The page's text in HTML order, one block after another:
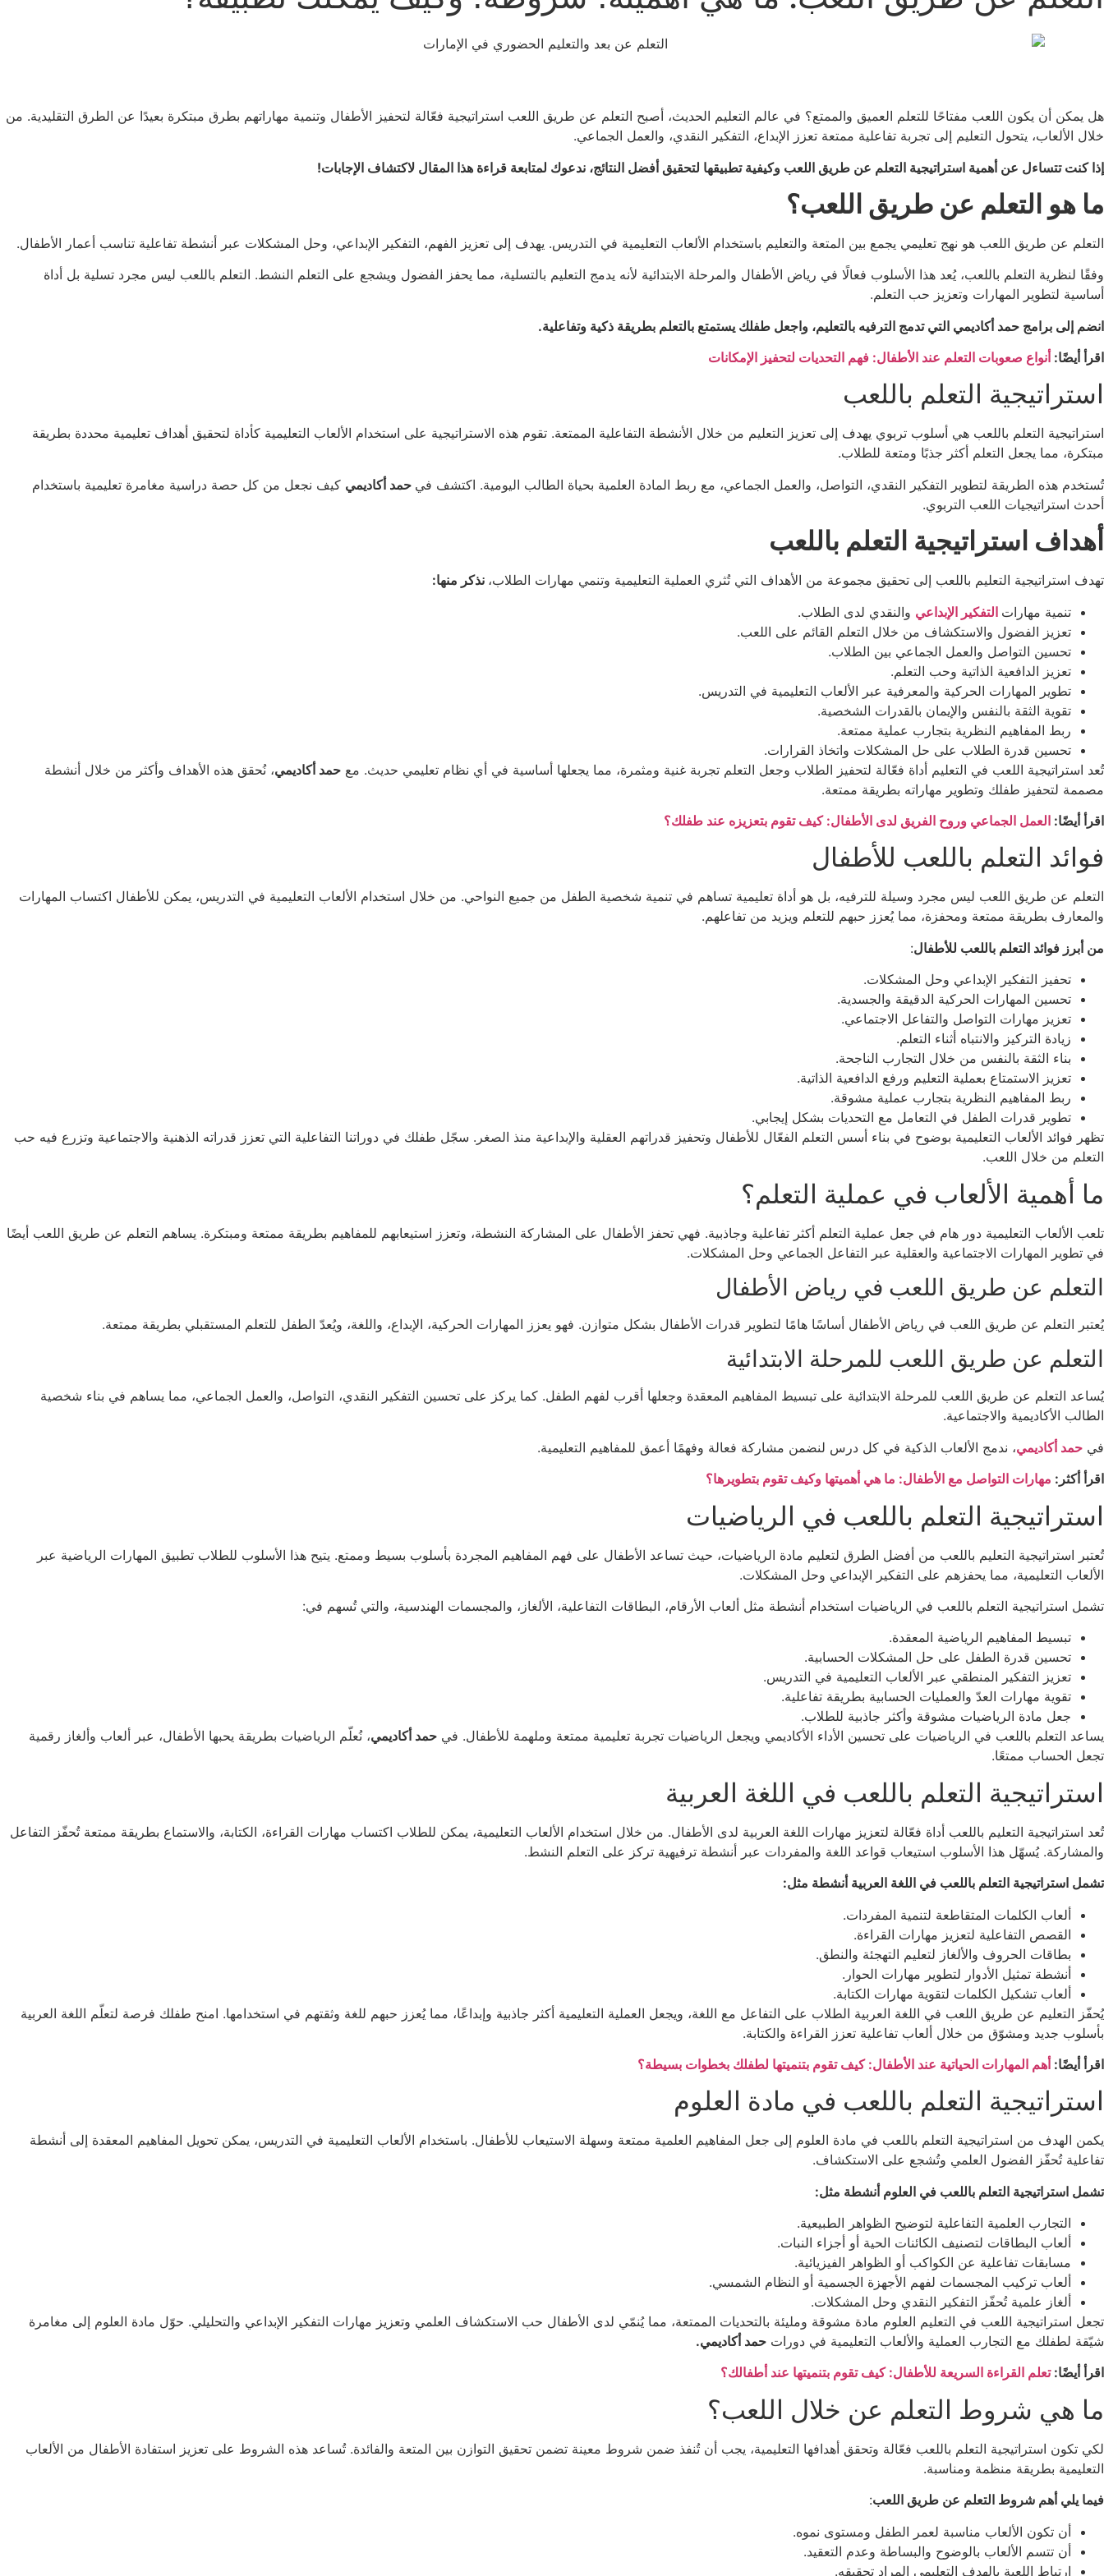
هل يمكن أن يكون اللعب مفتاحًا للتعلم العميق والممتع؟ في عالم التعليم الحديث، أصبح التعلم عن طريق اللعب استراتيجية فعّالة لتحفيز الأطفال وتنمية مهاراتهم بطرق مبتكرة بعيدًا عن الطرق التقليدية. من
خلال الألعاب، يتحول التعليم إلى تجربة تفاعلية ممتعة تعزز الإبداع، التفكير النقدي، والعمل الجماعي.
إذا كنت تتساءل عن أهمية استراتيجية التعلم عن طريق اللعب وكيفية تطبيقها لتحقيق أفضل النتائج، ندعوك لمتابعة قراءة هذا المقال لاكتشاف الإجابات!
ما هو التعلم عن طريق اللعب؟
التعلم عن طريق اللعب هو نهج تعليمي يجمع بين المتعة والتعليم باستخدام الألعاب التعليمية في التدريس. يهدف إلى تعزيز الفهم، التفكير الإبداعي، وحل المشكلات عبر أنشطة تفاعلية تناسب أعمار الأطفال.
وفقًا لنظرية التعلم باللعب، يُعد هذا الأسلوب فعالًا في رياض الأطفال والمرحلة الابتدائية لأنه يدمج التعليم بالتسلية، مما يحفز الفضول ويشجع على التعلم النشط. التعلم باللعب ليس مجرد تسلية بل أداة
أساسية لتطوير المهارات وتعزيز حب التعلم.
انضم إلى برامج حمد أكاديمي التي تدمج الترفيه بالتعليم، واجعل طفلك يستمتع بالتعلم بطريقة ذكية وتفاعلية.
اقرأ أيضًا: أنواع صعوبات التعلم عند الأطفال: فهم التحديات لتحفيز الإمكانات
استراتيجية التعلم باللعب
استراتيجية التعلم باللعب هي أسلوب تربوي يهدف إلى تعزيز التعليم من خلال الأنشطة التفاعلية الممتعة. تقوم هذه الاستراتيجية على استخدام الألعاب التعليمية كأداة لتحقيق أهداف تعليمية محددة بطريقة
مبتكرة، مما يجعل التعلم أكثر جذبًا ومتعة للطلاب.
تُستخدم هذه الطريقة لتطوير التفكير النقدي، التواصل، والعمل الجماعي، مع ربط المادة العلمية بحياة الطالب اليومية. اكتشف في حمد أكاديمي كيف نجعل من كل حصة دراسية مغامرة تعليمية باستخدام
أحدث استراتيجيات اللعب التربوي.
أهداف استراتيجية التعلم باللعب
تهدف استراتيجية التعليم باللعب إلى تحقيق مجموعة من الأهداف التي تُثري العملية التعليمية وتنمي مهارات الطلاب، نذكر منها:
تنمية مهارات التفكير الإبداعي والنقدي لدى الطلاب.
تعزيز الفضول والاستكشاف من خلال التعلم القائم على اللعب.
تحسين التواصل والعمل الجماعي بين الطلاب.
تعزيز الدافعية الذاتية وحب التعلم.
تطوير المهارات الحركية والمعرفية عبر الألعاب التعليمية في التدريس.
تقوية الثقة بالنفس والإيمان بالقدرات الشخصية.
ربط المفاهيم النظرية بتجارب عملية ممتعة.
تحسين قدرة الطلاب على حل المشكلات واتخاذ القرارات.
تُعد استراتيجية اللعب في التعليم أداة فعّالة لتحفيز الطلاب وجعل التعلم تجربة غنية ومثمرة، مما يجعلها أساسية في أي نظام تعليمي حديث. مع حمد أكاديمي، نُحقق هذه الأهداف وأكثر من خلال أنشطة
مصممة لتحفيز طفلك وتطوير مهاراته بطريقة ممتعة.
اقرأ أيضًا: العمل الجماعي وروح الفريق لدى الأطفال: كيف تقوم بتعزيزه عند طفلك؟
فوائد التعلم باللعب للأطفال
التعلم عن طريق اللعب ليس مجرد وسيلة للترفيه، بل هو أداة تعليمية تساهم في تنمية شخصية الطفل من جميع النواحي. من خلال استخدام الألعاب التعليمية في التدريس، يمكن للأطفال اكتساب المهارات
والمعارف بطريقة ممتعة ومحفزة، مما يُعزز حبهم للتعلم ويزيد من تفاعلهم.
من أبرز فوائد التعلم باللعب للأطفال:
تحفيز التفكير الإبداعي وحل المشكلات.
تحسين المهارات الحركية الدقيقة والجسدية.
تعزيز مهارات التواصل والتفاعل الاجتماعي.
زيادة التركيز والانتباه أثناء التعلم.
بناء الثقة بالنفس من خلال التجارب الناجحة.
تعزيز الاستمتاع بعملية التعليم ورفع الدافعية الذاتية.
ربط المفاهيم النظرية بتجارب عملية مشوقة.
تطوير قدرات الطفل في التعامل مع التحديات بشكل إيجابي.
تظهر فوائد الألعاب التعليمية بوضوح في بناء أسس التعلم الفعّال للأطفال وتحفيز قدراتهم العقلية والإبداعية منذ الصغر. سجّل طفلك في دوراتنا التفاعلية التي تعزز قدراته الذهنية والاجتماعية وتزرع فيه حب
التعلم من خلال اللعب.
ما أهمية الألعاب في عملية التعلم؟
تلعب الألعاب التعليمية دور هام في جعل عملية التعلم أكثر تفاعلية وجاذبية. فهي تحفز الأطفال على المشاركة النشطة، وتعزز استيعابهم للمفاهيم بطريقة ممتعة ومبتكرة. يساهم التعلم عن طريق اللعب أيضًا
في تطوير المهارات الاجتماعية والعقلية عبر التفاعل الجماعي وحل المشكلات.
التعلم عن طريق اللعب في رياض الأطفال
يُعتبر التعلم عن طريق اللعب في رياض الأطفال أساسًا هامًا لتطوير قدرات الأطفال بشكل متوازن. فهو يعزز المهارات الحركية، الإبداع، واللغة، ويُعدّ الطفل للتعلم المستقبلي بطريقة ممتعة.
التعلم عن طريق اللعب للمرحلة الابتدائية
يُساعد التعلم عن طريق اللعب للمرحلة الابتدائية على تبسيط المفاهيم المعقدة وجعلها أقرب لفهم الطفل. كما يركز على تحسين التفكير النقدي، التواصل، والعمل الجماعي، مما يساهم في بناء شخصية
الطالب الأكاديمية والاجتماعية.
في حمد أكاديمي، ندمج الألعاب الذكية في كل درس لنضمن مشاركة فعالة وفهمًا أعمق للمفاهيم التعليمية.
اقرأ أكثر: مهارات التواصل مع الأطفال: ما هي أهميتها وكيف تقوم بتطويرها؟
استراتيجية التعلم باللعب في الرياضيات
تُعتبر استراتيجية التعليم باللعب من أفضل الطرق لتعليم مادة الرياضيات، حيث تساعد الأطفال على فهم المفاهيم المجردة بأسلوب بسيط وممتع. يتيح هذا الأسلوب للطلاب تطبيق المهارات الرياضية عبر
الألعاب التعليمية، مما يحفزهم على التفكير الإبداعي وحل المشكلات.
تشمل استراتيجية التعلم باللعب في الرياضيات استخدام أنشطة مثل ألعاب الأرقام، البطاقات التفاعلية، الألغاز، والمجسمات الهندسية، والتي تُسهم في:
تبسيط المفاهيم الرياضية المعقدة.
تحسين قدرة الطفل على حل المشكلات الحسابية.
تعزيز التفكير المنطقي عبر الألعاب التعليمية في التدريس.
تقوية مهارات العدّ والعمليات الحسابية بطريقة تفاعلية.
جعل مادة الرياضيات مشوقة وأكثر جاذبية للطلاب.
يساعد التعلم باللعب في الرياضيات على تحسين الأداء الأكاديمي ويجعل الرياضيات تجربة تعليمية ممتعة وملهمة للأطفال. في حمد أكاديمي، نُعلّم الرياضيات بطريقة يحبها الأطفال، عبر ألعاب وألغاز رقمية
تجعل الحساب ممتعًا.
استراتيجية التعلم باللعب في اللغة العربية
تُعد استراتيجية التعليم باللعب أداة فعّالة لتعزيز مهارات اللغة العربية لدى الأطفال. من خلال استخدام الألعاب التعليمية، يمكن للطلاب اكتساب مهارات القراءة، الكتابة، والاستماع بطريقة ممتعة تُحفّز التفاعل
والمشاركة. يُسهّل هذا الأسلوب استيعاب قواعد اللغة والمفردات عبر أنشطة ترفيهية تركز على التعلم النشط.
تشمل استراتيجية التعلم باللعب في اللغة العربية أنشطة مثل:
ألعاب الكلمات المتقاطعة لتنمية المفردات.
القصص التفاعلية لتعزيز مهارات القراءة.
بطاقات الحروف والألغاز لتعليم التهجئة والنطق.
أنشطة تمثيل الأدوار لتطوير مهارات الحوار.
ألعاب تشكيل الكلمات لتقوية مهارات الكتابة.
يُحفّز التعليم عن طريق اللعب في اللغة العربية الطلاب على التفاعل مع اللغة، ويجعل العملية التعليمية أكثر جاذبية وإبداعًا، مما يُعزز حبهم للغة وثقتهم في استخدامها. امنح طفلك فرصة لتعلّم اللغة العربية
بأسلوب جديد ومشوّق من خلال ألعاب تفاعلية تعزز القراءة والكتابة.
اقرأ أيضًا:أهم المهارات الحياتية عند الأطفال: كيف تقوم بتنميتها لطفلك بخطوات بسيطة؟
استراتيجية التعلم باللعب في مادة العلوم
يكمن الهدف من استراتيجية التعلم باللعب في مادة العلوم إلى جعل المفاهيم العلمية ممتعة وسهلة الاستيعاب للأطفال. باستخدام الألعاب التعليمية في التدريس، يمكن تحويل المفاهيم المعقدة إلى أنشطة
تفاعلية تُحفّز الفضول العلمي وتُشجع على الاستكشاف.
تشمل استراتيجية التعلم باللعب في العلوم أنشطة مثل:
التجارب العلمية التفاعلية لتوضيح الظواهر الطبيعية.
ألعاب البطاقات لتصنيف الكائنات الحية أو أجزاء النبات.
مسابقات تفاعلية عن الكواكب أو الظواهر الفيزيائية.
ألعاب تركيب المجسمات لفهم الأجهزة الجسمية أو النظام الشمسي.
ألغاز علمية تُحفّز التفكير النقدي وحل المشكلات.
تجعل استراتيجية اللعب في التعليم العلوم مادة مشوقة ومليئة بالتحديات الممتعة، مما يُنمّي لدى الأطفال حب الاستكشاف العلمي وتعزيز مهارات التفكير الإبداعي والتحليلي. حوّل مادة العلوم إلى مغامرة
شيّقة لطفلك مع التجارب العملية والألعاب التعليمية في دورات حمد أكاديمي.
اقرأ أيضًا:تعلم القراءة السريعة للأطفال: كيف تقوم بتنميتها عند أطفالك؟
ما هي شروط التعلم عن خلال اللعب؟
لكي تكون استراتيجية التعلم باللعب فعّالة وتحقق أهدافها التعليمية، يجب أن تُنفذ ضمن شروط معينة تضمن تحقيق التوازن بين المتعة والفائدة. تُساعد هذه الشروط على تعزيز استفادة الأطفال من الألعاب
التعليمية بطريقة منظمة ومناسبة.
فيما يلي أهم شروط التعلم عن طريق اللعب:
أن تكون الألعاب مناسبة لعمر الطفل ومستوى نموه.
أن تتسم الألعاب بالوضوح والبساطة وعدم التعقيد.
ارتباط اللعبة بالهدف التعليمي المراد تحقيقه.